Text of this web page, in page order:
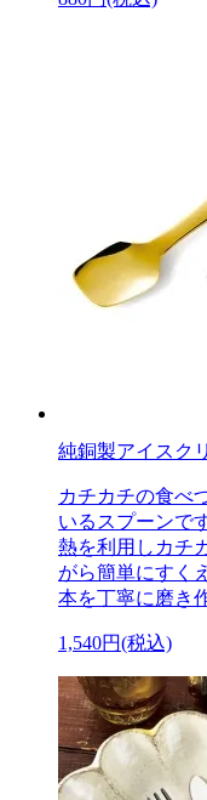
純銅製アイスク
カチカチの食べ
いるスプーンで
熱を利用しカチ
がら簡単にすく
本を丁寧に磨き
1,540円(税込)